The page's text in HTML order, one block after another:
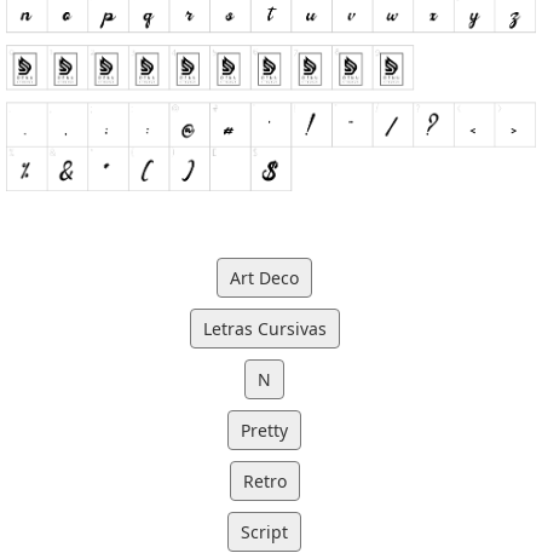
Art Deco
Letras Cursivas
N
Pretty
Retro
Script